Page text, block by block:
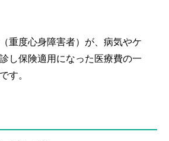
重度心身障害者）が、病気やケ
し保険適用になった医療費の一
す。